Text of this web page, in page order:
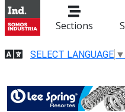
Sections
SELECT LANGUAGE ▼